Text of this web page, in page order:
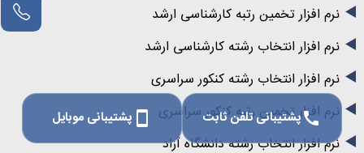
نرم افزار تخمین رتبه کارشناسی ارشد
نرم افزار انتخاب رشته کارشناسی ارشد
نرم افزار انتخاب رشته کنکور سراسری
نرم افزار تخمین رتبه کنکور سراسری
نرم افزار انتخاب رشته دانشگاه آزاد
callپشتیبانی تلفن ثابت smartphone پشتیبانی موبایل